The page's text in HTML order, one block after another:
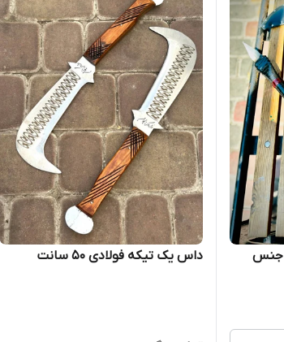
داس سرنیزه تیغه دو لب تیز جنس
داس یک تیکه فولادی ۵۰ سانت